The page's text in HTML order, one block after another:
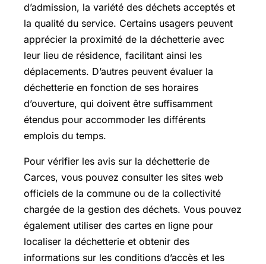
d’admission, la variété des déchets acceptés et
la qualité du service. Certains usagers peuvent
apprécier la proximité de la déchetterie avec
leur lieu de résidence, facilitant ainsi les
déplacements. D’autres peuvent évaluer la
déchetterie en fonction de ses horaires
d’ouverture, qui doivent être suffisamment
étendus pour accommoder les différents
emplois du temps.
Pour vérifier les avis sur la déchetterie de
Carces, vous pouvez consulter les sites web
officiels de la commune ou de la collectivité
chargée de la gestion des déchets. Vous pouvez
également utiliser des cartes en ligne pour
localiser la déchetterie et obtenir des
informations sur les conditions d’accès et les